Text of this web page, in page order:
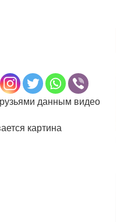
данным видео
картина